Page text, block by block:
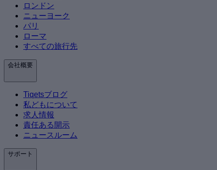
ロンドン
ニューヨーク
パリ
ローマ
すべての旅行先
会社概要
Tiqetsブログ
私どもについて
求人情報
責任ある開示
ニュースルーム
サポート